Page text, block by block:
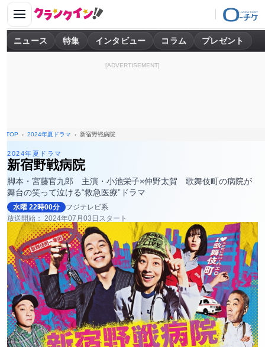
ニュース 特集 インタビュー コラム プレゼント
[ADVERTISEMENT]
TOP 2024年夏ドラマ 新宿野戦病院
2024年夏ドラマ
新宿野戦病院
脚本・宮藤官九郎 主演・小池栄子×仲野太賀 歌舞伎町の病院が
舞台の笑って泣ける“救急医療”ドラマ
水曜 22時00分
フジテレビ系
放送開始： 2024年07月03日スタート